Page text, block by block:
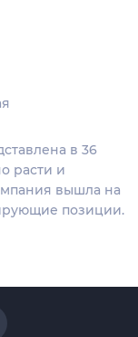
в 36
расти и
вышла на
позиции.